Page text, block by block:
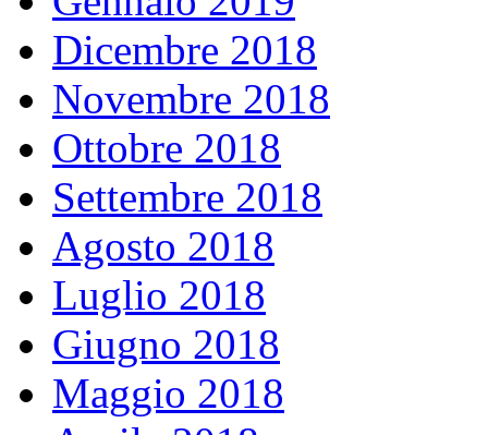
Dicembre 2018
Novembre 2018
Ottobre 2018
Settembre 2018
Agosto 2018
Luglio 2018
Giugno 2018
Maggio 2018